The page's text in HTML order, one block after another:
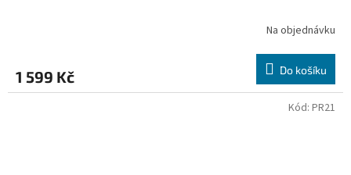
Na objednávku
1 599 Kč Do košíku
Kód: PR21